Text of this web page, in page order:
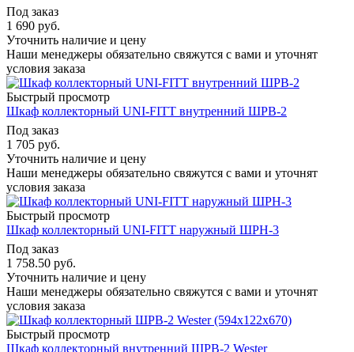
Под заказ
1 690 руб.
Уточнить наличие и цену
Наши менеджеры обязательно свяжутся с вами и уточнят
условия заказа
Быстрый просмотр
Шкаф коллекторный UNI-FITT внутренний ШРВ-2
Под заказ
1 705 руб.
Уточнить наличие и цену
Наши менеджеры обязательно свяжутся с вами и уточнят
условия заказа
Быстрый просмотр
Шкаф коллекторный UNI-FITT наружный ШРН-3
Под заказ
1 758.50 руб.
Уточнить наличие и цену
Наши менеджеры обязательно свяжутся с вами и уточнят
условия заказа
Быстрый просмотр
Шкаф коллекторный внутренний ШРВ-2 Wester